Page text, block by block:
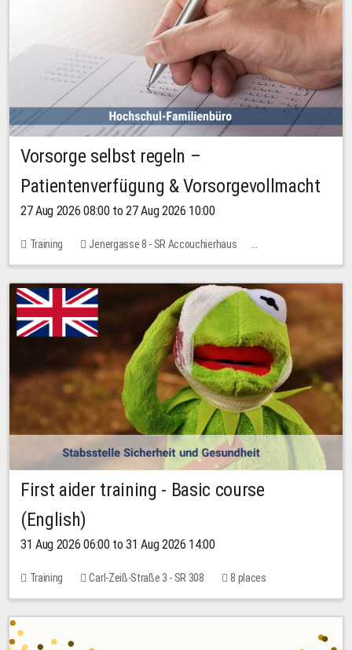
Vorsorge selbst regeln –
Patientenverfügung & Vorsorgevollmacht
27 Aug 2026 08:00 to 27 Aug 2026 10:00
Training
Jenergasse 8 - SR Accouchierhaus
No free places
First aider training - Basic course
(English)
31 Aug 2026 06:00 to 31 Aug 2026 14:00
Training Carl-Zeiß-Straße 3 - SR 308 8 places